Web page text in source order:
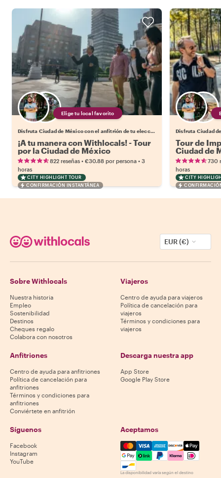
Elige tu local favorito
Disfruta Ciudad de México con el anfitrión de tu elección.
¡A tu manera con Withlocals! - Tour
por la Ciudad de México
822 reseñas • €30.88 por persona • 3
horas
CITY HIGHLIGHT TOUR
CONFIRMACIÓN INSTANTÁNEA
Tour de
Ciudad de
730
horas
CITY
EUR (€)
Sobre Withlocals
Nuestra historia
Empleo
Sostenibilidad
Destinos
Cheques regalo
Colabora con nosotros
Viajeros
Centro de ayuda para viajeros
Política de cancelación para
viajeros
Términos y condiciones para
viajeros
Anfitriones
Centro de ayuda para anfitriones
Política de cancelación para
anfitriones
Términos y condiciones para
anfitriones
Conviértete en anfitrión
Descarga nuestra app
App Store
Google Play Store
Síguenos
Facebook
Instagram
YouTube
Aceptamos
Mastercard, Visa, Amex,
La disponibilidad varía según el destino